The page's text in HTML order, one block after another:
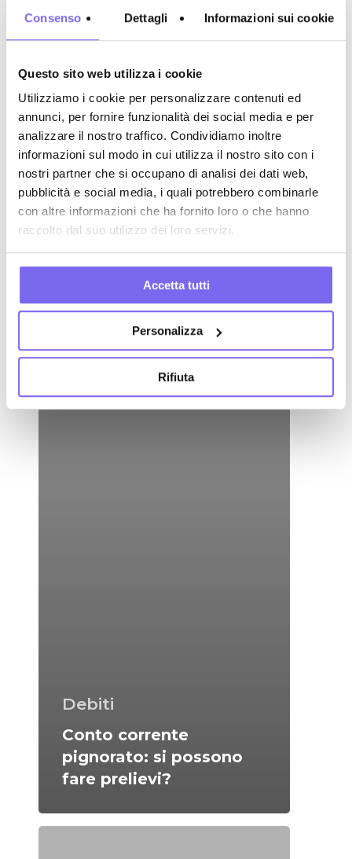
Consenso Dettagli Informazioni sui cookie
Questo sito web utilizza i cookie
Utilizziamo i cookie per personalizzare contenuti ed
annunci, per fornire funzionalità dei social media e per
analizzare il nostro traffico. Condividiamo inoltre
informazioni sul modo in cui utilizza il nostro sito con i
nostri partner che si occupano di analisi dei dati web,
pubblicità e social media, i quali potrebbero combinarle
con altre informazioni che ha fornito loro o che hanno
raccolto dal suo utilizzo dei loro servizi.
Accetta tutti
Personalizza
Rifiuta
Debiti
Conto corrente
pignorato: si possono
fare prelievi?